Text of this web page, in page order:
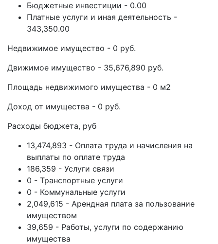
Бюджетные инвестиции - 0.00
Платные услуги и иная деятельность -
343,350.00
Недвижимое имущество - 0 руб.
Движимое имущество - 35,676,890 руб.
Площадь недвижимого имущества - 0 м2
Доход от имущества - 0 руб.
Расходы бюджета, руб
13,474,893 - Оплата труда и начисления на
выплаты по оплате труда
186,359 - Услуги связи
0 - Транспортные услуги
0 - Коммунальные услуги
2,049,615 - Арендная плата за пользование
имуществом
39,659 - Работы, услуги по содержанию
имущества